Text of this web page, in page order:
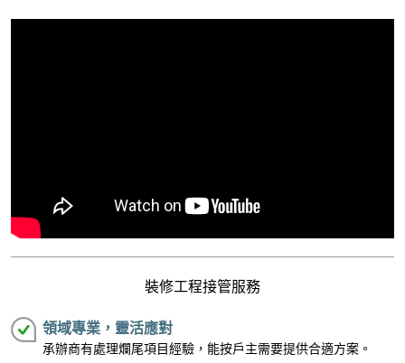
裝修工程接管服務
領域專業，靈活應對
承辦商有處理爛尾項目經驗，能按戶主需要提供合適方案。